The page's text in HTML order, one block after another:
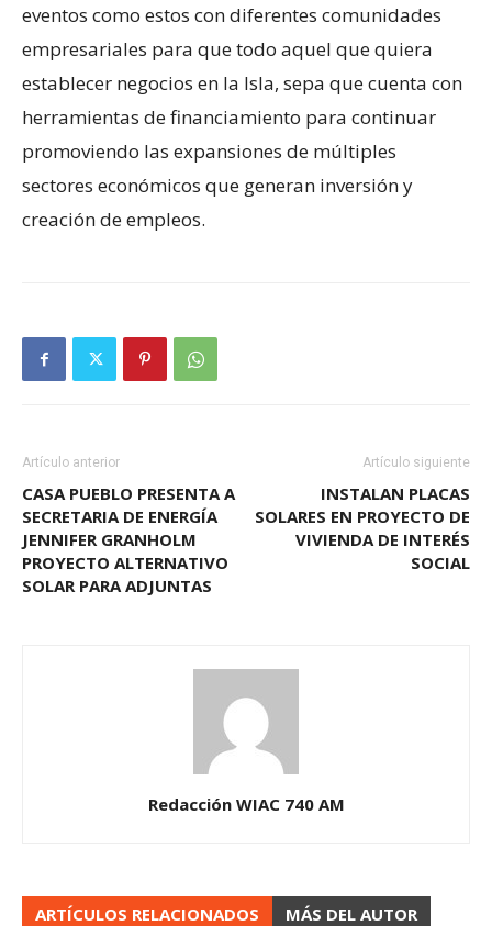
eventos como estos con diferentes comunidades
empresariales para que todo aquel que quiera
establecer negocios en la Isla, sepa que cuenta con
herramientas de financiamiento para continuar
promoviendo las expansiones de múltiples
sectores económicos que generan inversión y
creación de empleos.
Artículo anterior
CASA PUEBLO PRESENTA A
SECRETARIA DE ENERGÍA
JENNIFER GRANHOLM
PROYECTO ALTERNATIVO
SOLAR PARA ADJUNTAS
Artículo siguiente
INSTALAN PLACAS
SOLARES EN PROYECTO DE
VIVIENDA DE INTERÉS
SOCIAL
Redacción WIAC 740 AM
ARTÍCULOS RELACIONADOS MÁS DEL AUTOR